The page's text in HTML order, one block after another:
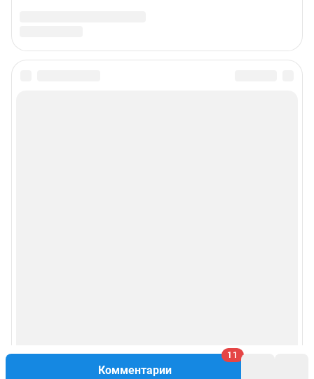
Комментарии
11